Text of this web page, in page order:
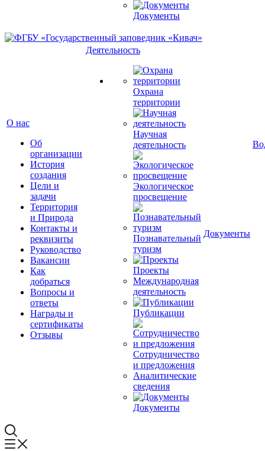
Документы
О нас
Об
организации
История
создания
Цели и
задачи
Территория
и Природа
Контакты и
реквизиты
Руководство
Вакансии
Как
добраться
Вопросы и
ответы
Награды и
сертификаты
Отзывы
Деятельность
Охрана
территории
Научная
деятельность
Экологическое
просвещение
Познавательный
туризм
Проекты
Международная
деятельность
Публикации
Сотрудничество
и предложения
Аналитические
сведения
Документы
Документы